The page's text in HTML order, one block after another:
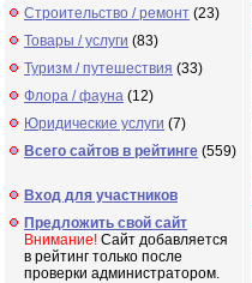
Строительство / ремонт (23)
Товары / услуги (83)
Туризм / путешествия (33)
Флора / фауна (12)
Юридические услуги (7)
Всего сайтов в рейтинге (559)
Вход для участников
Предложить свой сайт
Внимание! Сайт добавляется
в рейтинг только после
проверки администратором.